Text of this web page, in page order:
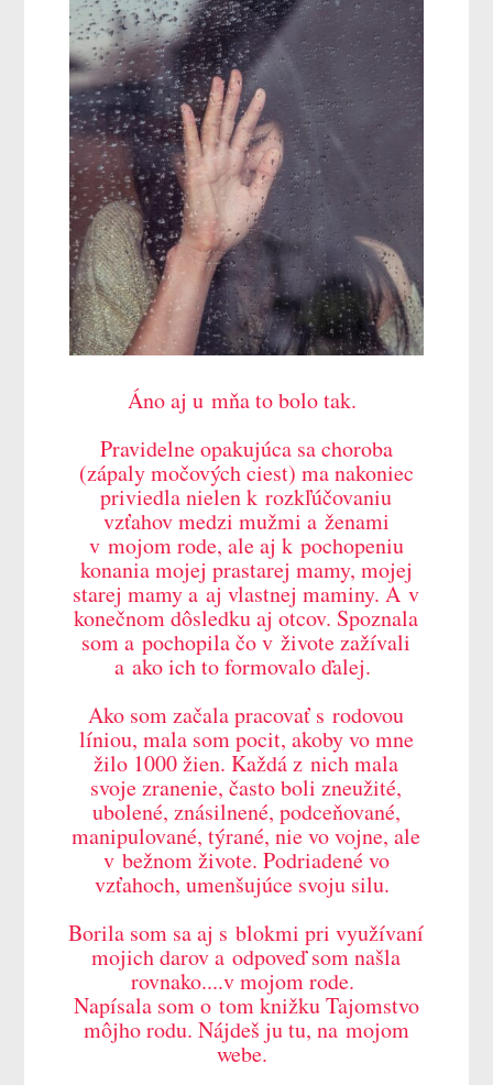
Áno aj u mňa to bolo tak.
Pravidelne opakujúca sa choroba
(zápaly močových ciest) ma nakoniec
priviedla nielen k rozkľúčovaniu
vzťahov medzi mužmi a ženami
v mojom rode, ale aj k pochopeniu
konania mojej prastarej mamy, mojej
starej mamy a aj vlastnej maminy. A v
konečnom dôsledku aj otcov. Spoznala
som a pochopila čo v živote zažívali
a ako ich to formovalo ďalej.
Ako som začala pracovať s rodovou
líniou, mala som pocit, akoby vo mne
žilo 1000 žien. Každá z nich mala
svoje zranenie, často boli zneužité,
ubolené, znásilnené, podceňované,
manipulované, týrané, nie vo vojne, ale
v bežnom živote. Podriadené vo
vzťahoch, umenšujúce svoju silu.
Borila som sa aj s blokmi pri využívaní
mojich darov a odpoveď som našla
rovnako....v mojom rode.
Napísala som o tom knižku Tajomstvo
môjho rodu. Nájdeš ju tu, na mojom
webe.